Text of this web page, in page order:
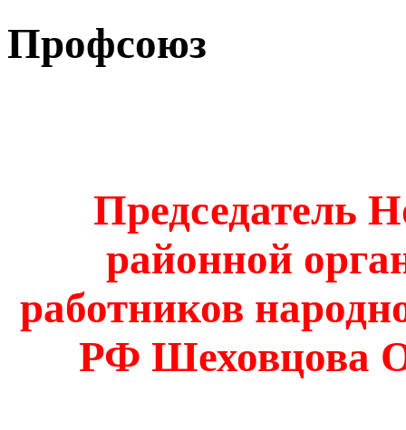
Профсоюз
Председатель
районной
работников
РФ Шеховцова